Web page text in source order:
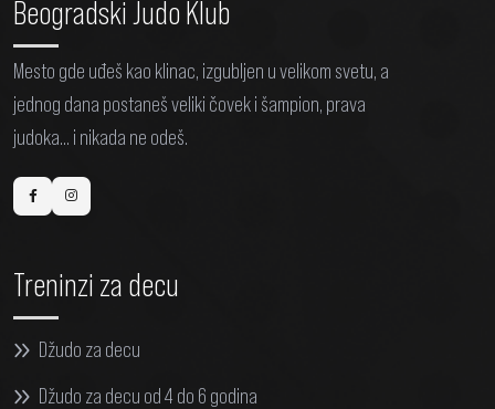
Beogradski Judo Klub
Mesto gde uđeš kao klinac, izgubljen u velikom svetu, a
jednog dana postaneš veliki čovek i šampion, prava
judoka... i nikada ne odeš.
Treninzi za decu
Džudo za decu
Džudo za decu od 4 do 6 godina